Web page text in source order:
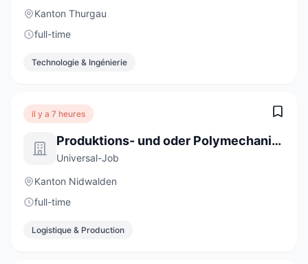
Kanton Thurgau
full-time
Technologie & Ingénierie
il y a 7 heures
Produktions- und oder Polymechaniker 100% (m/w/d)
Universal-Job
Kanton Nidwalden
full-time
Logistique & Production